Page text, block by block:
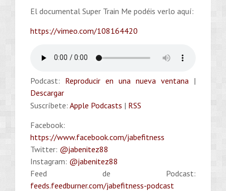
El documental Super Train Me podéis verlo aquí:
https://vimeo.com/108164420
Podcast: Reproducir en una nueva ventana |
Descargar
Suscríbete: Apple Podcasts | RSS
Facebook:
https://www.facebook.com/jabefitness
Twitter: @jabenitez88
Instagram: @jabenitez88
Feed de Podcast:
feeds.feedburner.com/jabefitness-podcast